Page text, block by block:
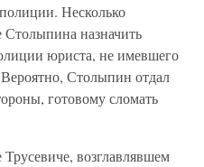
Несколько
назначить
юриста, не имевшего
Столыпин отдал
готовому сломать
возглавлявшем